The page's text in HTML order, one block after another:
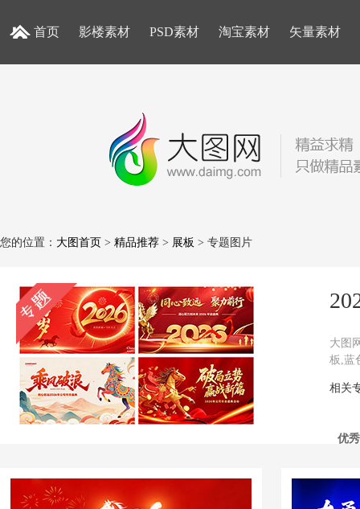
首页 影楼素材 PSD素材 淘宝素材 矢量素材
您的位置： 大图首页 > 精品推荐 > 展板 > 专题图片
大图
板,蓝
相关
优